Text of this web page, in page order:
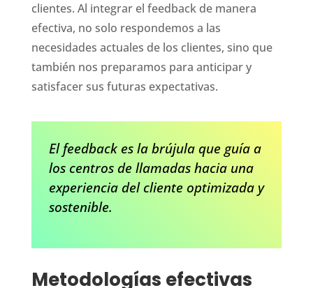
clientes. Al integrar el feedback de manera
efectiva, no solo respondemos a las
necesidades actuales de los clientes, sino que
también nos preparamos para anticipar y
satisfacer sus futuras expectativas.
El feedback es la brújula que guía a
los centros de llamadas hacia una
experiencia del cliente optimizada y
sostenible.
Metodologías efectivas